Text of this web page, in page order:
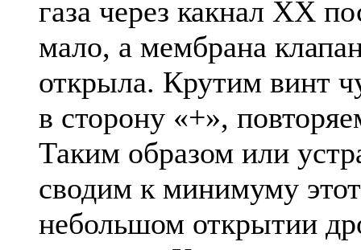
газа через какнал ХХ
мало, а мембрана
открыла. Крутим винт
в сторону «+»,
Таким образом или
сводим к минимуму
небольшом открытии